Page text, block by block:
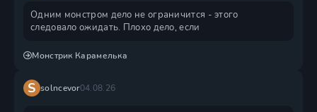
Одним монстром дело не ограничится - этого
следовало ожидать. Плохо дело, если
Монстрик Карамелька
S solncevor04.08.26